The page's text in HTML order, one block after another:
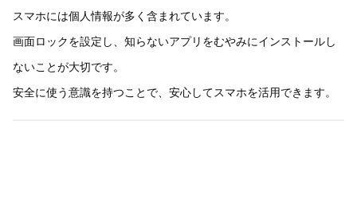
スマホには個人情報が多く含まれています。
画面ロックを設定し、知らないアプリをむやみにインストールし
ないことが大切です。
安全に使う意識を持つことで、安心してスマホを活用できます。